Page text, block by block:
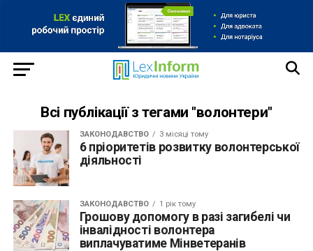
Всі публікації з тегами "волонтери"
ЗАКОНОДАВСТВО 3 місяці тому
6 пріоритетів розвитку волонтерської
діяльності
ЗАКОНОДАВСТВО 1 рік тому
Грошову допомогу в разі загибелі чи
інвалідності волонтера
виплачуватиме Мінветеранів